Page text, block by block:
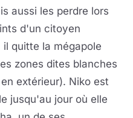
aussi les perdre lors
d'un citoyen
quitte la mégapole
zones dites blanches
extérieur). Niko est
jusqu'au jour où elle